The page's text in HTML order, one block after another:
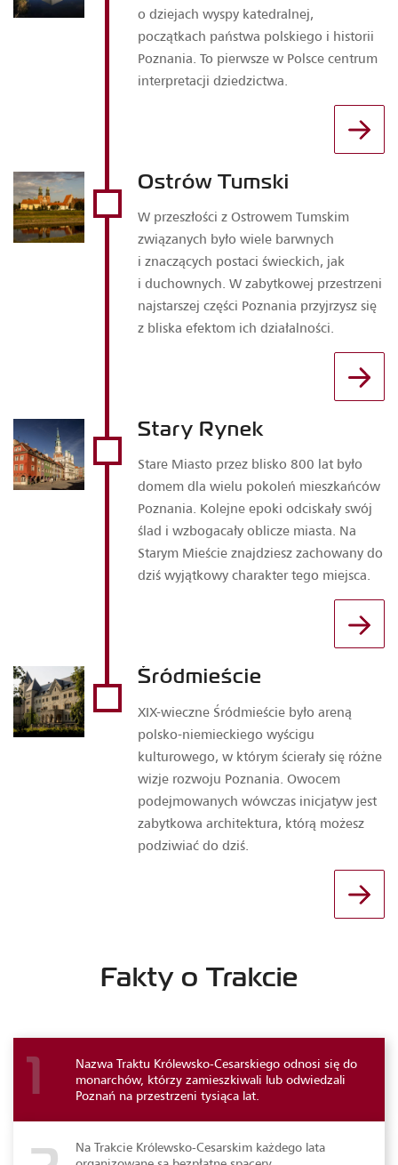
Śródmieście
XIX-wieczne Śródmieście było areną
polsko-niemieckiego wyścigu
kulturowego, w którym ścierały się różne
wizje rozwoju Poznania. Owocem
podejmowanych wówczas inicjatyw jest
zabytkowa architektura, którą możesz
podziwiać do dziś.
Stary Rynek
Stare Miasto przez blisko 800 lat było
domem dla wielu pokoleń mieszkańców
Poznania. Kolejne epoki odciskały swój
ślad i wzbogacały oblicze miasta. Na
Starym Mieście znajdziesz zachowany do
dziś wyjątkowy charakter tego miejsca.
Ostrów Tumski
W przeszłości z Ostrowem Tumskim
związanych było wiele barwnych
i znaczących postaci świeckich, jak
i duchownych. W zabytkowej przestrzeni
najstarszej części Poznania przyjrzysz się
z bliska efektom ich działalności.
o dziejach wyspy katedralnej,
początkach państwa polskiego i historii
Poznania. To pierwsze w Polsce centrum
interpretacji dziedzictwa.
Fakty o Trakcie
Nazwa Traktu Królewsko-Cesarskiego odnosi się do
monarchów, którzy zamieszkiwali lub odwiedzali
Poznań na przestrzeni tysiąca lat.
Na Trakcie Królewsko-Cesarskim każdego lata